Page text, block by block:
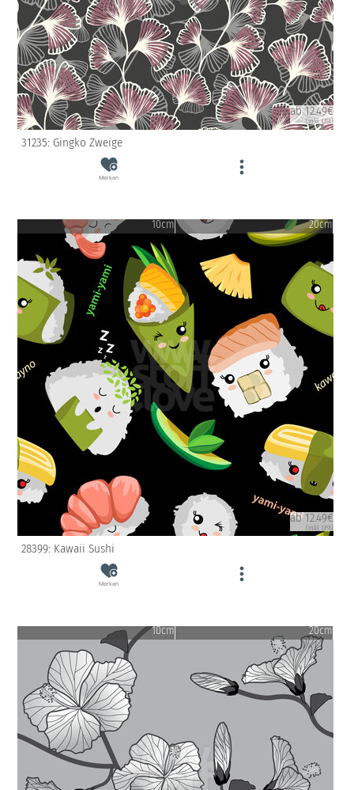
ab 12.49€
(inkl. USt)
31235: Gingko Zweige
Merken
10cm 20cm
ab 12.49€
(inkl. USt)
28399: Kawaii Sushi
Merken
10cm 20cm